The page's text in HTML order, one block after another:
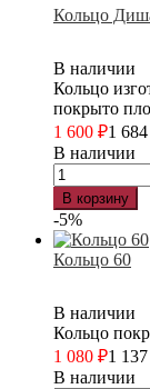
Кольцо
В наличии
Кольцо
покрыто
1 600 ₽1 684
В наличии
В корзину
-5%
Кольцо 60
В наличии
Кольцо
1 080 ₽1 137
В наличии